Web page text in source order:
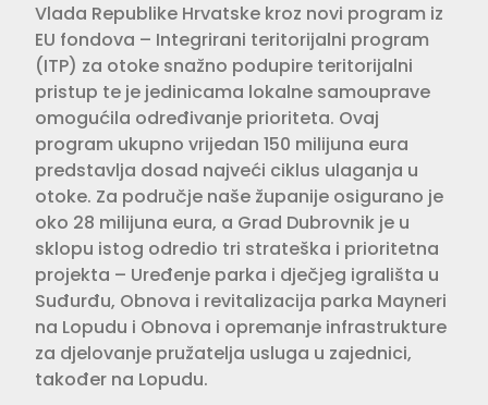
Vlada Republike Hrvatske kroz novi program iz
EU fondova – Integrirani teritorijalni program
(ITP) za otoke snažno podupire teritorijalni
pristup te je jedinicama lokalne samouprave
omogućila određivanje prioriteta. Ovaj
program ukupno vrijedan 150 milijuna eura
predstavlja dosad najveći ciklus ulaganja u
otoke. Za područje naše županije osigurano je
oko 28 milijuna eura, a Grad Dubrovnik je u
sklopu istog odredio tri strateška i prioritetna
projekta – Uređenje parka i dječjeg igrališta u
Suđurđu, Obnova i revitalizacija parka Mayneri
na Lopudu i Obnova i opremanje infrastrukture
za djelovanje pružatelja usluga u zajednici,
također na Lopudu.